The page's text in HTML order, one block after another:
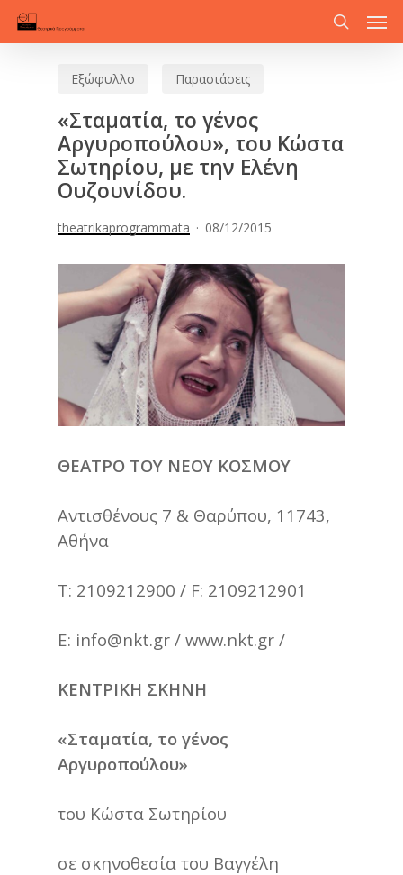
Skip
search
Εξώφυλλο Παραστάσεις
«Σταματία, το γένος
Αργυροπούλου», του Κώστα
Σωτηρίου, με την Ελένη
Ουζουνίδου.
theatrikaprogrammata 08/12/2015
ΘΕΑΤΡΟ ΤΟΥ ΝΕΟΥ ΚΟΣΜΟΥ
Αντισθένους 7 & Θαρύπου, 11743,
Αθήνα
Τ: 2109212900 / F: 2109212901
E: info@nkt.gr / www.nkt.gr /
ΚΕΝΤΡΙΚΗ ΣΚΗΝΗ
«Σταματία, το γένος
Αργυροπούλου»
του Κώστα Σωτηρίου
σε σκηνοθεσία του Βαγγέλη